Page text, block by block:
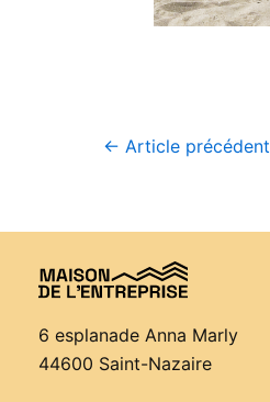
← Article précédent
6 esplanade Anna Marly
44600 Saint-Nazaire